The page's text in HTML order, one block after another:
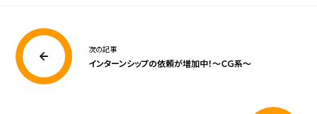
次の記事
インターンシップの依頼が増加中！～ＣＧ系～